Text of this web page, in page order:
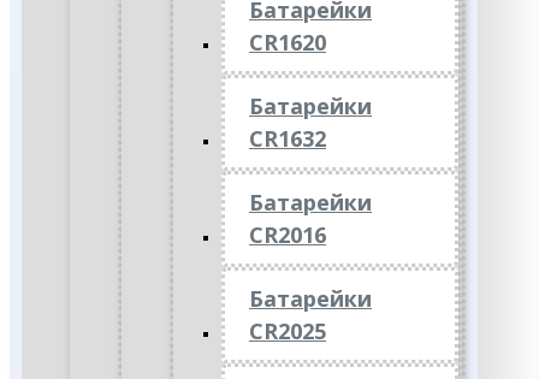
Батарейки
CR1620
Батарейки
CR1632
Батарейки
CR2016
Батарейки
CR2025